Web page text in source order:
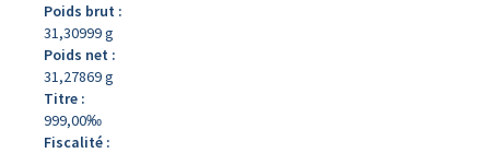
Poids brut :
31,30999 g
Poids net :
31,27869 g
Titre :
999,00‰
Fiscalité :